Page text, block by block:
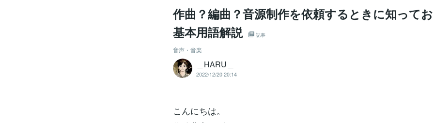
作曲？編曲？音源制作を依頼するときに知って
基本用語解説
記事
音声・音楽
＿HARU＿
2022/12/20 20:14
こんにちは。